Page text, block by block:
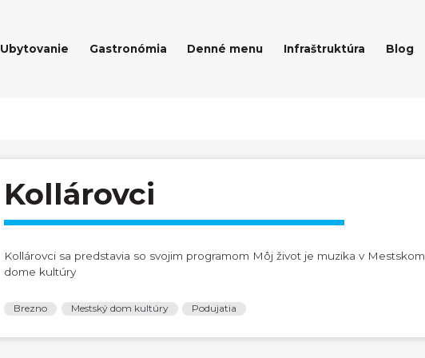
Ubytovanie Gastronómia Denné menu Infraštruktúra Blog
Kollárovci
Kollárovci sa predstavia so svojim programom Môj život je muzika v Mestskom
dome kultúry
Brezno Mestský dom kultúry Podujatia